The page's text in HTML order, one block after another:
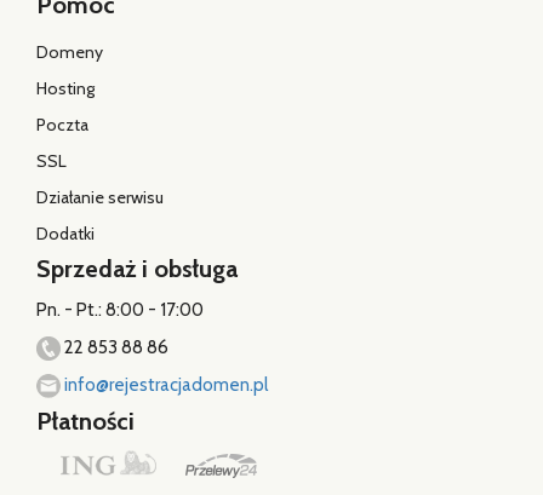
Domeny
Hosting
Poczta
SSL
Działanie serwisu
Dodatki
Sprzedaż i obsługa
Pn. - Pt.: 8:00 - 17:00
22 853 88 86
info@rejestracjadomen.pl
Płatności